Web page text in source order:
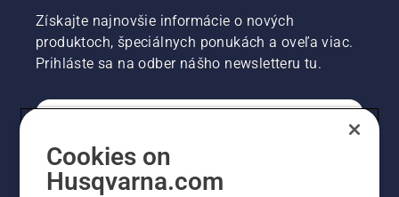
Získajte najnovšie informácie o nových
produktoch, špeciálnych ponukách a oveľa viac.
Prihláste sa na odber nášho newsletteru tu.
PROFESIONÁLNE
Cookies on
Husqvarna.com